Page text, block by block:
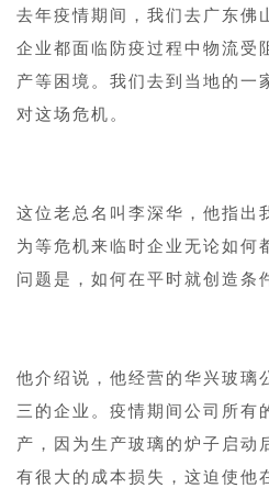
去年疫情期间，我们去广东佛
企业都面临防疫过程中物流受
产等困境。我们去到当地的一
对这场危机。
这位老总名叫李深华，他指出
为等危机来临时企业无论如何
问题是，如何在平时就创造条
他介绍说，他经营的华兴玻璃
三的企业。疫情期间公司所有
产，因为生产玻璃的炉子启动
有很大的成本损失，这迫使他